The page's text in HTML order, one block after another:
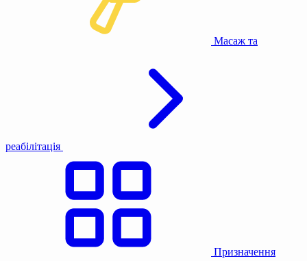
Масаж та
реабілітація
Призначення